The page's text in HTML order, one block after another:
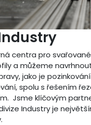
centra pro
a můžeme
jako je
spolu s řešením
Jsme klíčovým
Industry je